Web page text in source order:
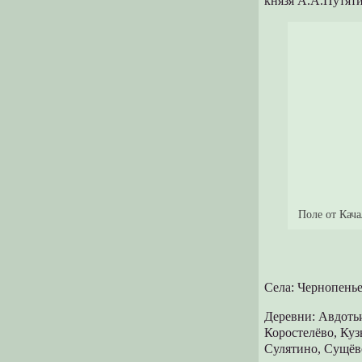
Поле от
Села:
Деревни:
Коростелёво,
Сулятино,